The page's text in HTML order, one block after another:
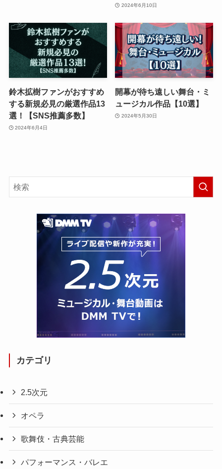
2024年6月10日
鈴木拡樹ファンがおすすめ
する新規必見の厳選作品13
選！【SNS推薦多数】
2024年6月4日
開幕が待ち遠しい舞台・ミ
ュージカル作品【10選】
2024年5月30日
カテゴリ
2.5次元
オペラ
歌舞伎・古典芸能
パフォーマンス・バレエ